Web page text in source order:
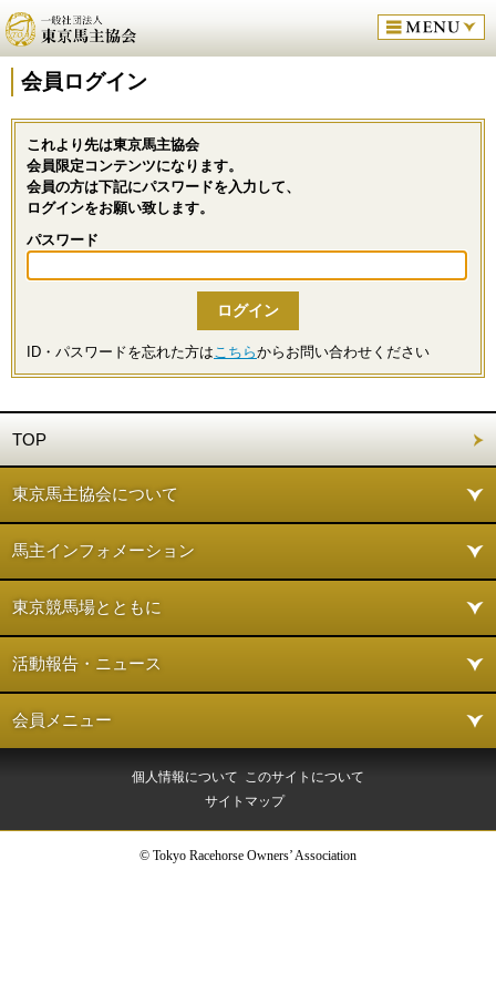
会員ログイン
これより先は東京馬主協会
会員限定コンテンツになります。
会員の方は下記にパスワードを入力して、
ログインをお願い致します。
パスワード
ID・パスワードを忘れた方はこちらからお問い合わせください
TOP
東京馬主協会について
馬主インフォメーション
東京競馬場とともに
活動報告・ニュース
会員メニュー
個人情報について このサイトについて
サイトマップ
© Tokyo Racehorse Owners’ Association